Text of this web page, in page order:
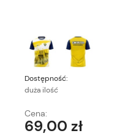
Dostępność:
duża ilość
Cena:
69,00 zł